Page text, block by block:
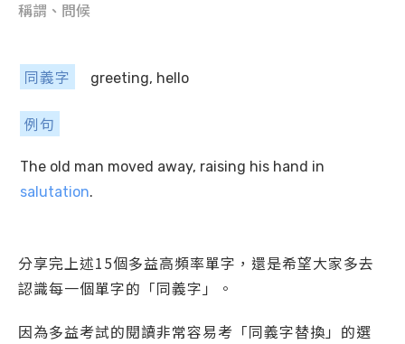
稱謂、問候
同義字 greeting, hello
例句
The old man moved away, raising his hand in
salutation.
分享完上述15個多益高頻率單字，還是希望大家多去
認識每一個單字的「同義字」。
因為多益考試的閱讀非常容易考「同義字替換」的選